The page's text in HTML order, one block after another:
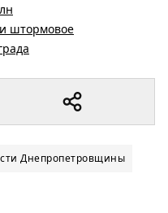
штормовое
Днепропетровщины